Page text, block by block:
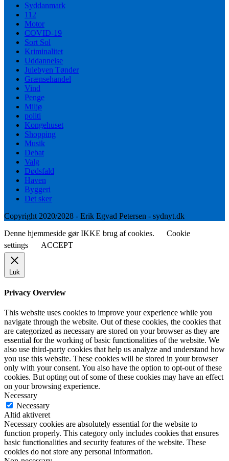
Syddanmark
112
Motor
COVID-19
Sort Sol
Kriminalitet
Uddannelse
Julebyen Tønder
Grænsehandel
Vind
Penge
Miljø
politi
Kongehuset
Shopping
Musik
Debat
Valg
Dødsfald
Haven
Byggeri
Det sker
Copyright 2020/2028 - Erik Egvad Petersen - sydnyt.dk
Denne hjemmeside gør IKKE brug af cookies.
Cookie
settings
ACCEPT
Luk
Privacy Overview
This website uses cookies to improve your experience while you
navigate through the website. Out of these cookies, the cookies that
are categorized as necessary are stored on your browser as they are
essential for the working of basic functionalities of the website. We
also use third-party cookies that help us analyze and understand how
you use this website. These cookies will be stored in your browser
only with your consent. You also have the option to opt-out of these
cookies. But opting out of some of these cookies may have an effect
on your browsing experience.
Necessary
Necessary
Altid aktiveret
Necessary cookies are absolutely essential for the website to
function properly. This category only includes cookies that ensures
basic functionalities and security features of the website. These
cookies do not store any personal information.